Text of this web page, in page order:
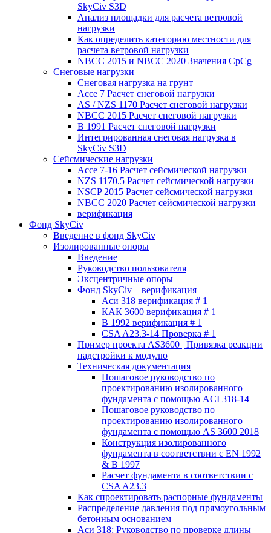
SkyCiv S3D
Анализ площадки для расчета ветровой
нагрузки
Как определить категорию местности для
расчета ветровой нагрузки
NBCC 2015 и NBCC 2020 Значения CpCg
Снеговые нагрузки
Снеговая нагрузка на грунт
Ассе 7 Расчет снеговой нагрузки
AS / NZS 1170 Расчет снеговой нагрузки
NBCC 2015 Расчет снеговой нагрузки
В 1991 Расчет снеговой нагрузки
Интегрированная снеговая нагрузка в
SkyCiv S3D
Сейсмические нагрузки
Ассе 7-16 Расчет сейсмической нагрузки
NZS 1170.5 Расчет сейсмической нагрузки
NSCP 2015 Расчет сейсмической нагрузки
NBCC 2020 Расчет сейсмической нагрузки
верификация
Фонд SkyCiv
Введение в фонд SkyCiv
Изолированные опоры
Введение
Руководство пользователя
Эксцентричные опоры
Фонд SkyCiv – верификация
Аси 318 верификация # 1
КАК 3600 верификация # 1
В 1992 верификация # 1
CSA A23.3-14 Проверка # 1
Пример проекта AS3600 | Привязка реакции
надстройки к модулю
Техническая документация
Пошаговое руководство по
проектированию изолированного
фундамента с помощью ACI 318-14
Пошаговое руководство по
проектированию изолированного
фундамента с помощью AS 3600 2018
Конструкция изолированного
фундамента в соответствии с EN 1992
& В 1997
Расчет фундамента в соответствии с
CSA A23.3
Как спроектировать распорные фундаменты
Распределение давления под прямоугольным
бетонным основанием
Аси 318: Руководство по проверке длины